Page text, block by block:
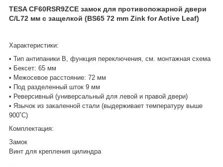
TESA CF60RSR9ZCE замок для противопожарной двери
C/L72 мм с защелкой (BS65 72 mm Zink for Active Leaf)
Характеристики:
• Тип антипаники В, функция переключения, см. монтажная схема
• Бексет: 65 мм
• Межосевое расстояние: 72 мм
• Под разделенный шток 9 мм
• Реверсивный (универсальный для левой и правой двери)
• Язычок из закаленной стали (выдерживает температуру выше
900˚С)
Комплектация:
Замок
Винт для крепления цилиндра